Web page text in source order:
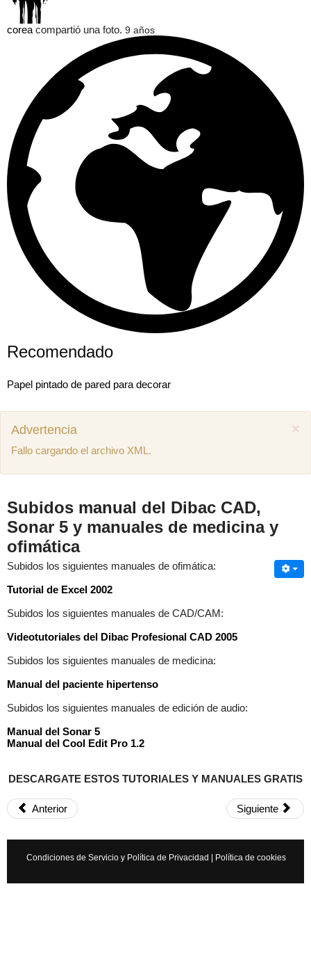
corea compartió una foto. 9 años
SEAT Ibiza 1.4 aex
8 años
×
Recomendado
Papel pintado de pared para decorar
×
Advertencia
Fallo cargando el archivo XML.
Subidos manual del Dibac CAD,
Sonar 5 y manuales de medicina y
ofimática
Subidos los siguientes manuales de ofimática:
Tutorial de Excel 2002
Subidos los siguientes manuales de CAD/CAM:
Videotutoriales del Dibac Profesional CAD 2005
Subidos los siguientes manuales de medicina:
Manual del paciente hipertenso
Subidos los siguientes manuales de edición de audio:
Manual del Sonar 5
Manual del Cool Edit Pro 1.2
DESCARGATE ESTOS TUTORIALES Y MANUALES GRATIS
Anterior Siguiente
Condiciones de Servicio y Política de Privacidad Política de cookies